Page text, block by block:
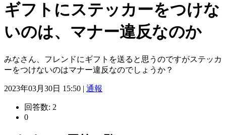
ギフトにステッカーをつけな
いのは、マナー違反なのか
みなさん、フレンドにギフトを送ると思うのですがステッカ
ーをつけないのはマナー違反なのでしょうか？
2023年03月30日 15:50 | 通報
回答数: 2
0